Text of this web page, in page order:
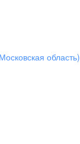
область)